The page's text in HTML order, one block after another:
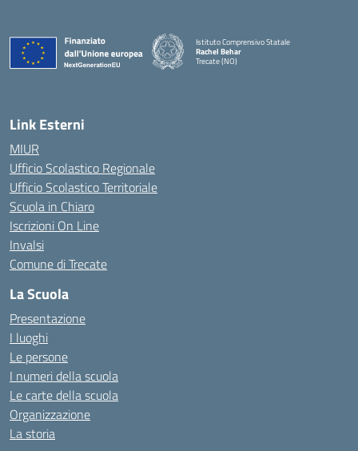
Istituto Comprensivo Statale
Rachel Behar
Trecate (NO)
Link Esterni
MIUR
Ufficio Scolastico Regionale
Ufficio Scolastico Territoriale
Scuola in Chiaro
Iscrizioni On Line
Invalsi
Comune di Trecate
La Scuola
Presentazione
I luoghi
Le persone
I numeri della scuola
Le carte della scuola
Organizzazione
La storia